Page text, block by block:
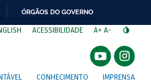
ÓRGÃOS DO GOVERNO
ACESSIBILIDADE A+ A-
CONHECIMENTO IMPRENSA